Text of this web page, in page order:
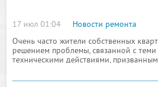
17 июл 01:04
Новости ремонта
Очень часто жители собственных
решением проблемы, связанной с
техническими действиями,